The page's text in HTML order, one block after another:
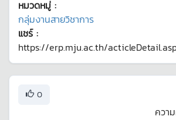
หมวดหมู่ :
กลุ่มงานสายวิชาการ
แชร์ :
https://erp.mju.ac.th/
0
ควา